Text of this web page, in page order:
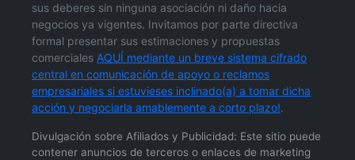
sus deberes sin ninguna asociación ni daño hacia
negocios ya vigentes. Invitamos por parte directiva
formal presentar sus estimaciones y propuestas
comerciales AQUÍ mediante un breve sistema cifrado
central en comunicación de apoyo o reclamos
empresariales si estuvieses inclinado(a) a tomar dicha
acción y negociarla amablemente a corto plazo!.
Divulgación sobre Afiliados y Publicidad: Este sitio puede
contener anuncios de terceros o enlaces de marketing